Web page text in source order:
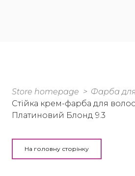
Store homepage
Фарба
Стійка крем-фарба для
Платиновий Блонд 9.3
На головну сторінку